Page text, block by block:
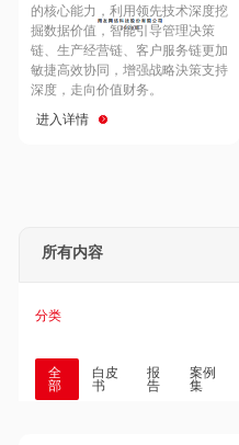
Hong Kong
的核心能力，利用领先技术深度挖
掘数据价值，智能引导管理决策
链、生产经营链、客户服务链更加
敏捷高效协同，增强战略決策支持
深度，走向价值财务。
进入详情
所有内容
分类
全
部
白皮
书
报
告
案例
集